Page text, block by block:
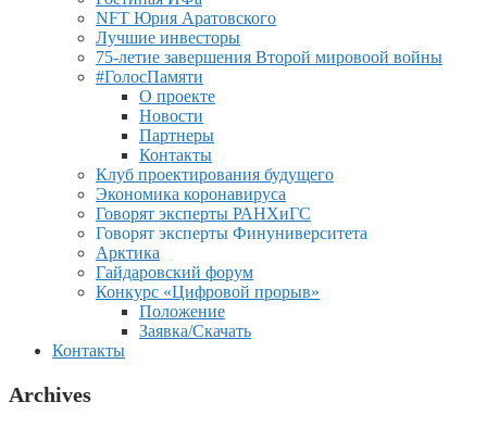
NFT Юрия Аратовского
Лучшие инвесторы
75-летие завершения Второй мировоой войны
#ГолосПамяти
О проекте
Новости
Партнеры
Контакты
Клуб проектирования будущего
Экономика коронавируса
Говорят эксперты РАНХиГС
Говорят эксперты Финуниверситета
Арктика
Гайдаровский форум
Конкурс «Цифровой прорыв»
Положение
Заявка/Скачать
Контакты
Archives